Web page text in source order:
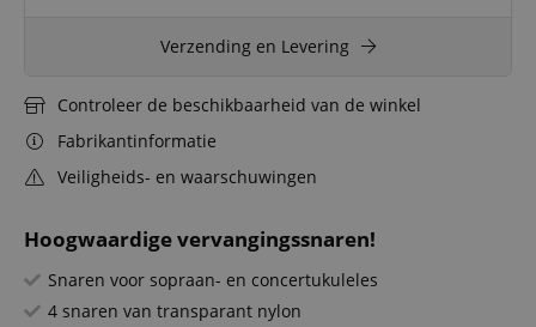
Hoogwaardige vervangingssnaren!
Snaren voor sopraan- en concertukuleles
4 snaren van transparant nylon
Verzending en Levering
Controleer de beschikbaarheid van de winkel
Fabrikantinformatie
Veiligheids- en waarschuwingen